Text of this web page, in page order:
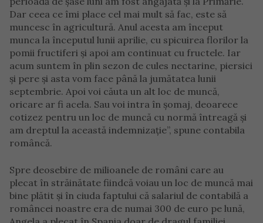
Dar ceea ce îmi place cel mai mult să fac, este să
muncesc în agricultură. Anul acesta am început
munca la începutul lunii aprilie, cu spicuirea florilor la
pomii fructiferi și apoi am continuat cu fructele. Iar
acum suntem în plin sezon de cules nectarine, piersici
și pere și asta vom face până la jumătatea lunii
septembrie. Apoi voi căuta un alt loc de muncă,
oricare ar fi acela. Sau voi intra în șomaj, deoarece
cotizez pentru un loc de muncă cu normă întreagă și
am dreptul la această indemnizație”, spune contabila
româncă.
Spre deosebire de milioanele de români care au
plecat în străinătate fiindcă voiau un loc de muncă mai
bine plătit și în ciuda faptului că salariul de contabilă a
româncei noastre era de numai 300 de euro pe lună,